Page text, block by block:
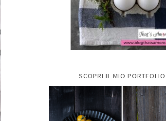
SCOPRI IL MIO PORTFOLIO